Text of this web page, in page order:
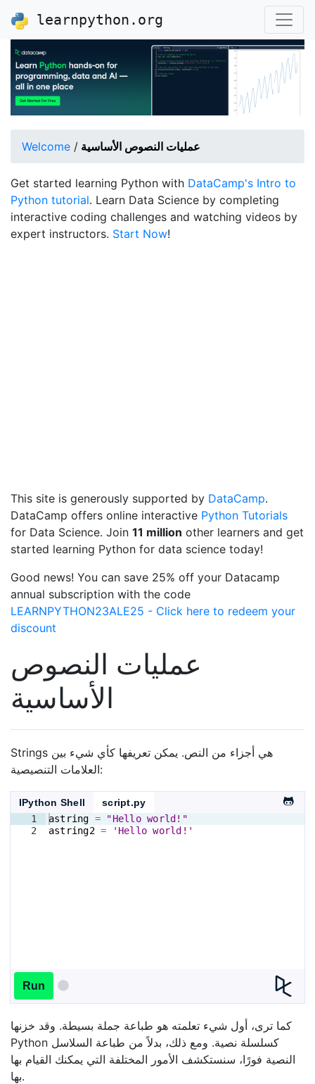
learnpython.org
Welcome / عمليات النصوص الأساسية
Get started learning Python with DataCamp's Intro to
Python tutorial. Learn Data Science by completing
interactive coding challenges and watching videos by
expert instructors. Start Now!
This site is generously supported by DataCamp.
DataCamp offers online interactive Python Tutorials
for Data Science. Join 11 million other learners and get
started learning Python for data science today!
Good news! You can save 25% off your Datacamp
annual subscription with the code
LEARNPYTHON23ALE25 - Click here to redeem your
discount
عمليات النصوص
الأساسية
Strings هي أجزاء من النص. يمكن تعريفها كأي شيء بين
العلامات التنصيصية:
IPython Shell
script.py
1
2
astring =
"Hello world!"
astring2 = 'Hello world!'
Run
كما ترى، أول شيء تعلمته هو طباعة جملة بسيطة. وقد خزنها
Python كسلسلة نصية. ومع ذلك، بدلاً من طباعة السلاسل
النصية فورًا، سنستكشف الأمور المختلفة التي يمكنك القيام بها
بها.